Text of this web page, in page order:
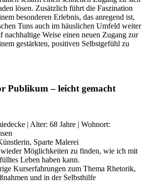
lösen. Zusätzlich führt die Faszination
besonderen Erlebnis, das anregend ist,
Tuns auch im häuslichen Umfeld weiter
nachhaltige Weise einen neuen Zugang zur
gestärkten, positiven Selbstgefühl zu
Publikum – leicht gemacht
| Alter: 68 Jahre | Wohnort:
Sparte Malerei
Möglichkeiten zu finden, wie ich mit
Leben haben kann.
Kurserfahrungen zum Thema Rhetorik,
und in der Selbsthilfe